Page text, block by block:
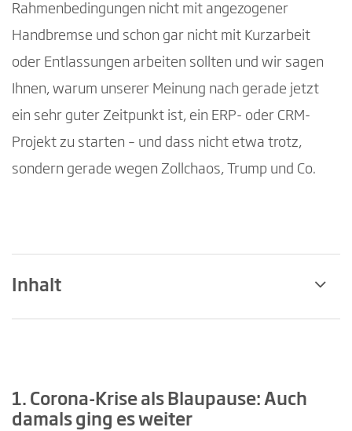
Rahmenbedingungen nicht mit angezogener
Handbremse und schon gar nicht mit Kurzarbeit
oder Entlassungen arbeiten sollten und wir sagen
Ihnen, warum unserer Meinung nach gerade jetzt
ein sehr guter Zeitpunkt ist, ein ERP- oder CRM-
Projekt zu starten – und dass nicht etwa trotz,
sondern gerade wegen Zollchaos, Trump und Co.
Inhalt
Ein modernes ERP-System steigert Ihre
1. Corona-Krise als Blaupause: Auch
damals ging es weiter